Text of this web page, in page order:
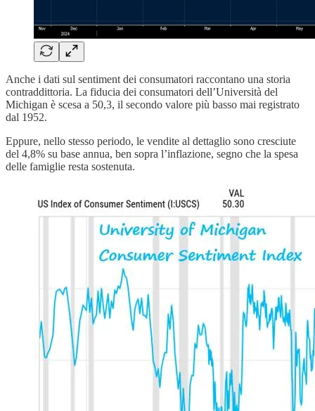
Anche i dati sul sentiment dei consumatori raccontano una storia
contraddittoria. La fiducia dei consumatori dell’Università del
Michigan è scesa a 50,3, il secondo valore più basso mai registrato
dal 1952.
Eppure, nello stesso periodo, le vendite al dettaglio sono cresciute
del 4,8% su base annua, ben sopra l’inflazione, segno che la spesa
delle famiglie resta sostenuta.